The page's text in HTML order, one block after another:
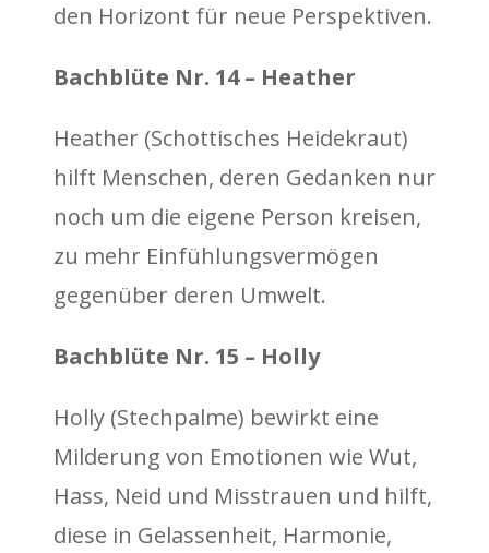
den Horizont für neue Perspektiven.
Bachblüte Nr. 14 – Heather
Heather (Schottisches Heidekraut)
hilft Menschen, deren Gedanken nur
noch um die eigene Person kreisen,
zu mehr Einfühlungsvermögen
gegenüber deren Umwelt.
Bachblüte Nr. 15 – Holly
Holly (Stechpalme) bewirkt eine
Milderung von Emotionen wie Wut,
Hass, Neid und Misstrauen und hilft,
diese in Gelassenheit, Harmonie,